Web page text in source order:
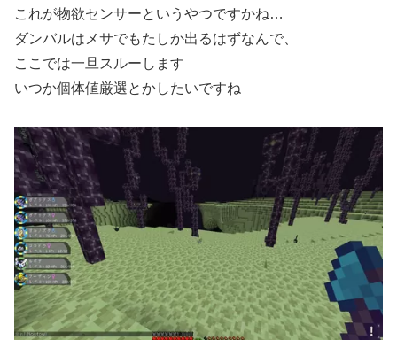
これが物欲センサーというやつですかね…
ダンバルはメサでもたしか出るはずなんで、
ここでは一旦スルーします
いつか個体値厳選とかしたいですね